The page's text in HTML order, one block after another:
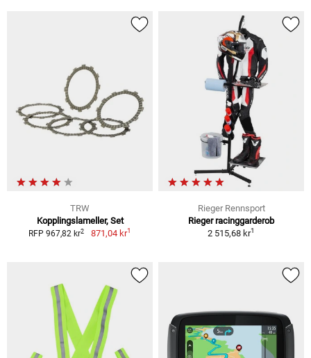
TRW
Kopplingslameller, Set
RFP 967,82 kr2 871,04 kr1
Rieger Rennsport
Rieger racinggarderob
2 515,68 kr1